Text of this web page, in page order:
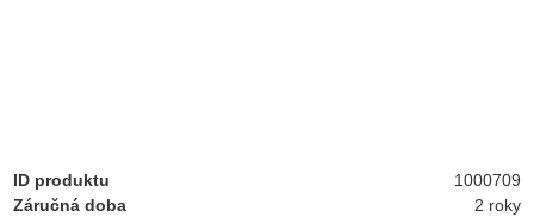
ID produktu
1000709
Záručná doba
2 roky